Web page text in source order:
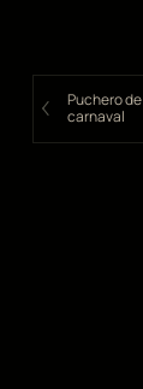
Puchero de
carnaval